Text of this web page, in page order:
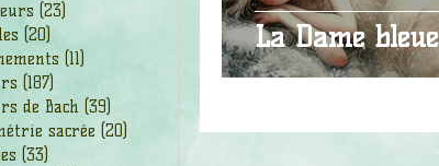
(23)
(20)
(11)
(187)
de Bach (39)
sacrée (20)
(33)
La Dame bleue